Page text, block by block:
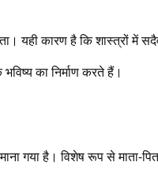
यही कारण है कि शास्त्रों में
का निर्माण करते हैं।
गया है। विशेष रूप से माता-